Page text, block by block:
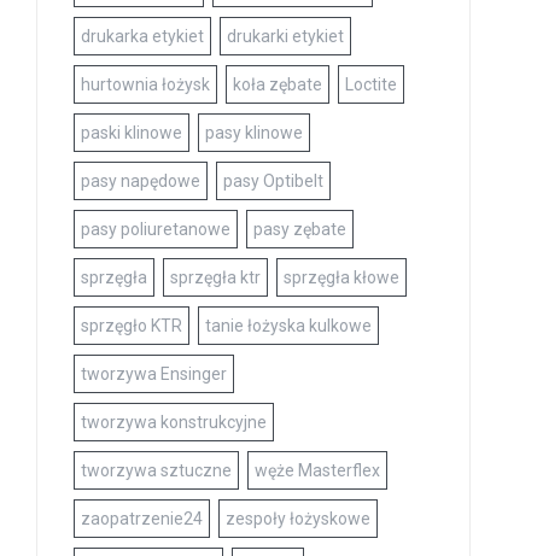
drukarka etykiet drukarki etykiet
hurtownia łożysk koła zębate Loctite
paski klinowe pasy klinowe
pasy napędowe pasy Optibelt
pasy poliuretanowe pasy zębate
sprzęgła sprzęgła ktr sprzęgła kłowe
sprzęgło KTR tanie łożyska kulkowe
tworzywa Ensinger
tworzywa konstrukcyjne
tworzywa sztuczne węże Masterflex
zaopatrzenie24 zespoły łożyskowe